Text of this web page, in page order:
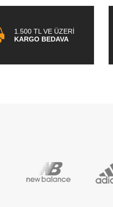
1.500 TL VE ÜZERİ
KARGO BEDAVA